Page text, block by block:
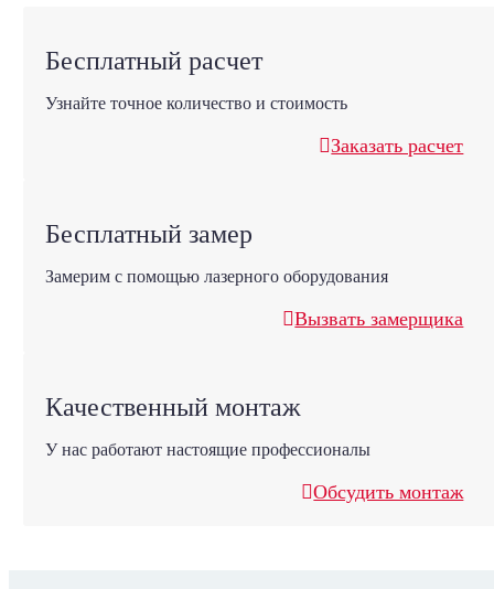
Бесплатный расчет
Узнайте точное количество и стоимость
Заказать расчет
Бесплатный замер
Замерим с помощью лазерного оборудования
Вызвать замерщика
Качественный монтаж
У нас работают настоящие профессионалы
Обсудить монтаж